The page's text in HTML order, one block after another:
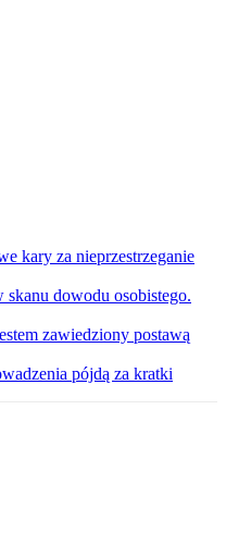
kary za nieprzestrzeganie
dowodu osobistego.
zawiedziony postawą
pójdą za kratki